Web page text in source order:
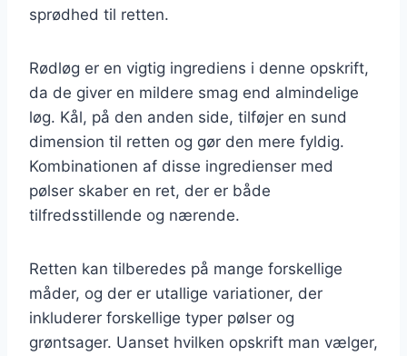
sprødhed til retten.
Rødløg er en vigtig ingrediens i denne opskrift,
da de giver en mildere smag end almindelige
løg. Kål, på den anden side, tilføjer en sund
dimension til retten og gør den mere fyldig.
Kombinationen af disse ingredienser med
pølser skaber en ret, der er både
tilfredsstillende og nærende.
Retten kan tilberedes på mange forskellige
måder, og der er utallige variationer, der
inkluderer forskellige typer pølser og
grøntsager. Uanset hvilken opskrift man vælger,